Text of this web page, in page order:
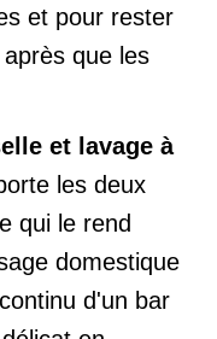
et pour rester
que les
et lavage à
les deux
qui le rend
domestique
d'un bar